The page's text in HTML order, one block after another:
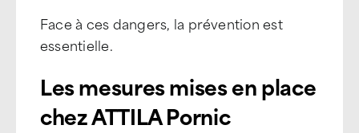
Face à ces dangers, la prévention est
essentielle.
Les mesures mises en place
chez ATTILA Pornic